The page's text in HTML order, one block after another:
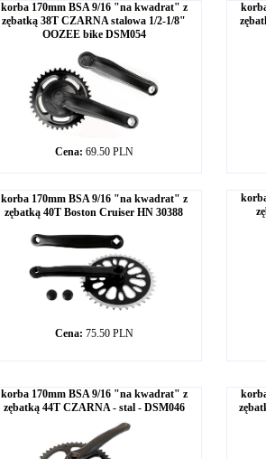
korba 170mm BSA 9/16 "na kwadrat" z
zębatką 38T CZARNA stalowa 1/2-1/8"
OOZEE bike DSM054
Cena: 69.50 PLN
korba 170mm BSA 9/16 "na kwadrat" z
zębatką 40T Boston Cruiser HN 30388
Cena: 75.50 PLN
korba 170mm BSA 9/16 "na kwadrat" z
zębatką 44T CZARNA - stal - DSM046